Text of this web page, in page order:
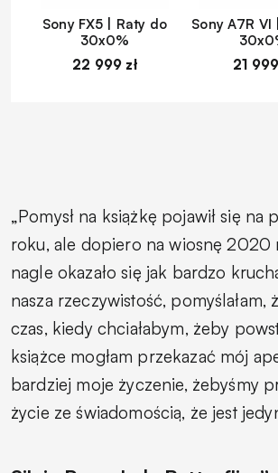
Sony FX5 | Raty do
30x0%
22 999 zł
Sony A7R
21
„Pomysł na książkę pojawił się na
roku, ale dopiero na wiosnę 2020
nagle okazało się jak bardzo
nasza rzeczywistość, pomyślałam,
czas, kiedy chciałabym, żeby
książce mogłam przekazać mój
bardziej moje życzenie, żebyśmy
życie ze świadomością, że jest